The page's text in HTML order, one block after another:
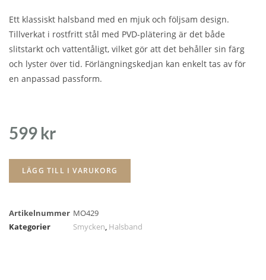
Ett klassiskt halsband med en mjuk och följsam design.
Tillverkat i rostfritt stål med PVD-plätering är det både
slitstarkt och vattentåligt, vilket gör att det behåller sin färg
och lyster över tid. Förlängningskedjan kan enkelt tas av för
en anpassad passform.
599 kr
LÄGG TILL I VARUKORG
Artikelnummer MO429
Kategorier
Smycken, Halsband